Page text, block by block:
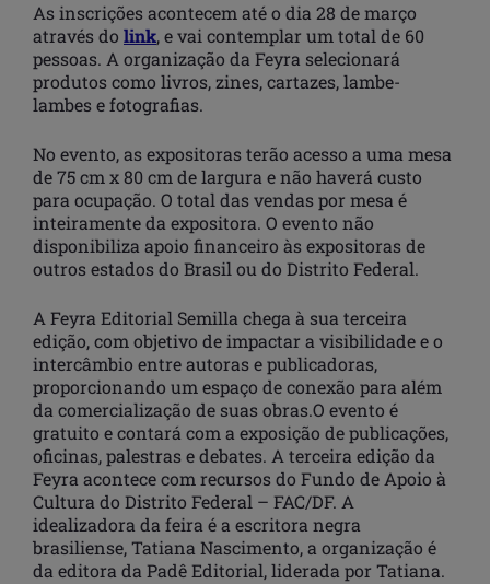
As inscrições acontecem até o dia 28 de março
através do link, e vai contemplar um total de 60
pessoas. A organização da Feyra selecionará
produtos como livros, zines, cartazes, lambe-
lambes e fotografias.
No evento, as expositoras terão acesso a uma mesa
de 75 cm x 80 cm de largura e não haverá custo
para ocupação. O total das vendas por mesa é
inteiramente da expositora. O evento não
disponibiliza apoio financeiro às expositoras de
outros estados do Brasil ou do Distrito Federal.
A Feyra Editorial Semilla chega à sua terceira
edição, com objetivo de impactar a visibilidade e o
intercâmbio entre autoras e publicadoras,
proporcionando um espaço de conexão para além
da comercialização de suas obras.O evento é
gratuito e contará com a exposição de publicações,
oficinas, palestras e debates. A terceira edição da
Feyra acontece com recursos do Fundo de Apoio à
Cultura do Distrito Federal – FAC/DF. A
idealizadora da feira é a escritora negra
brasiliense, Tatiana Nascimento, a organização é
da editora da Padê Editorial, liderada por Tatiana.